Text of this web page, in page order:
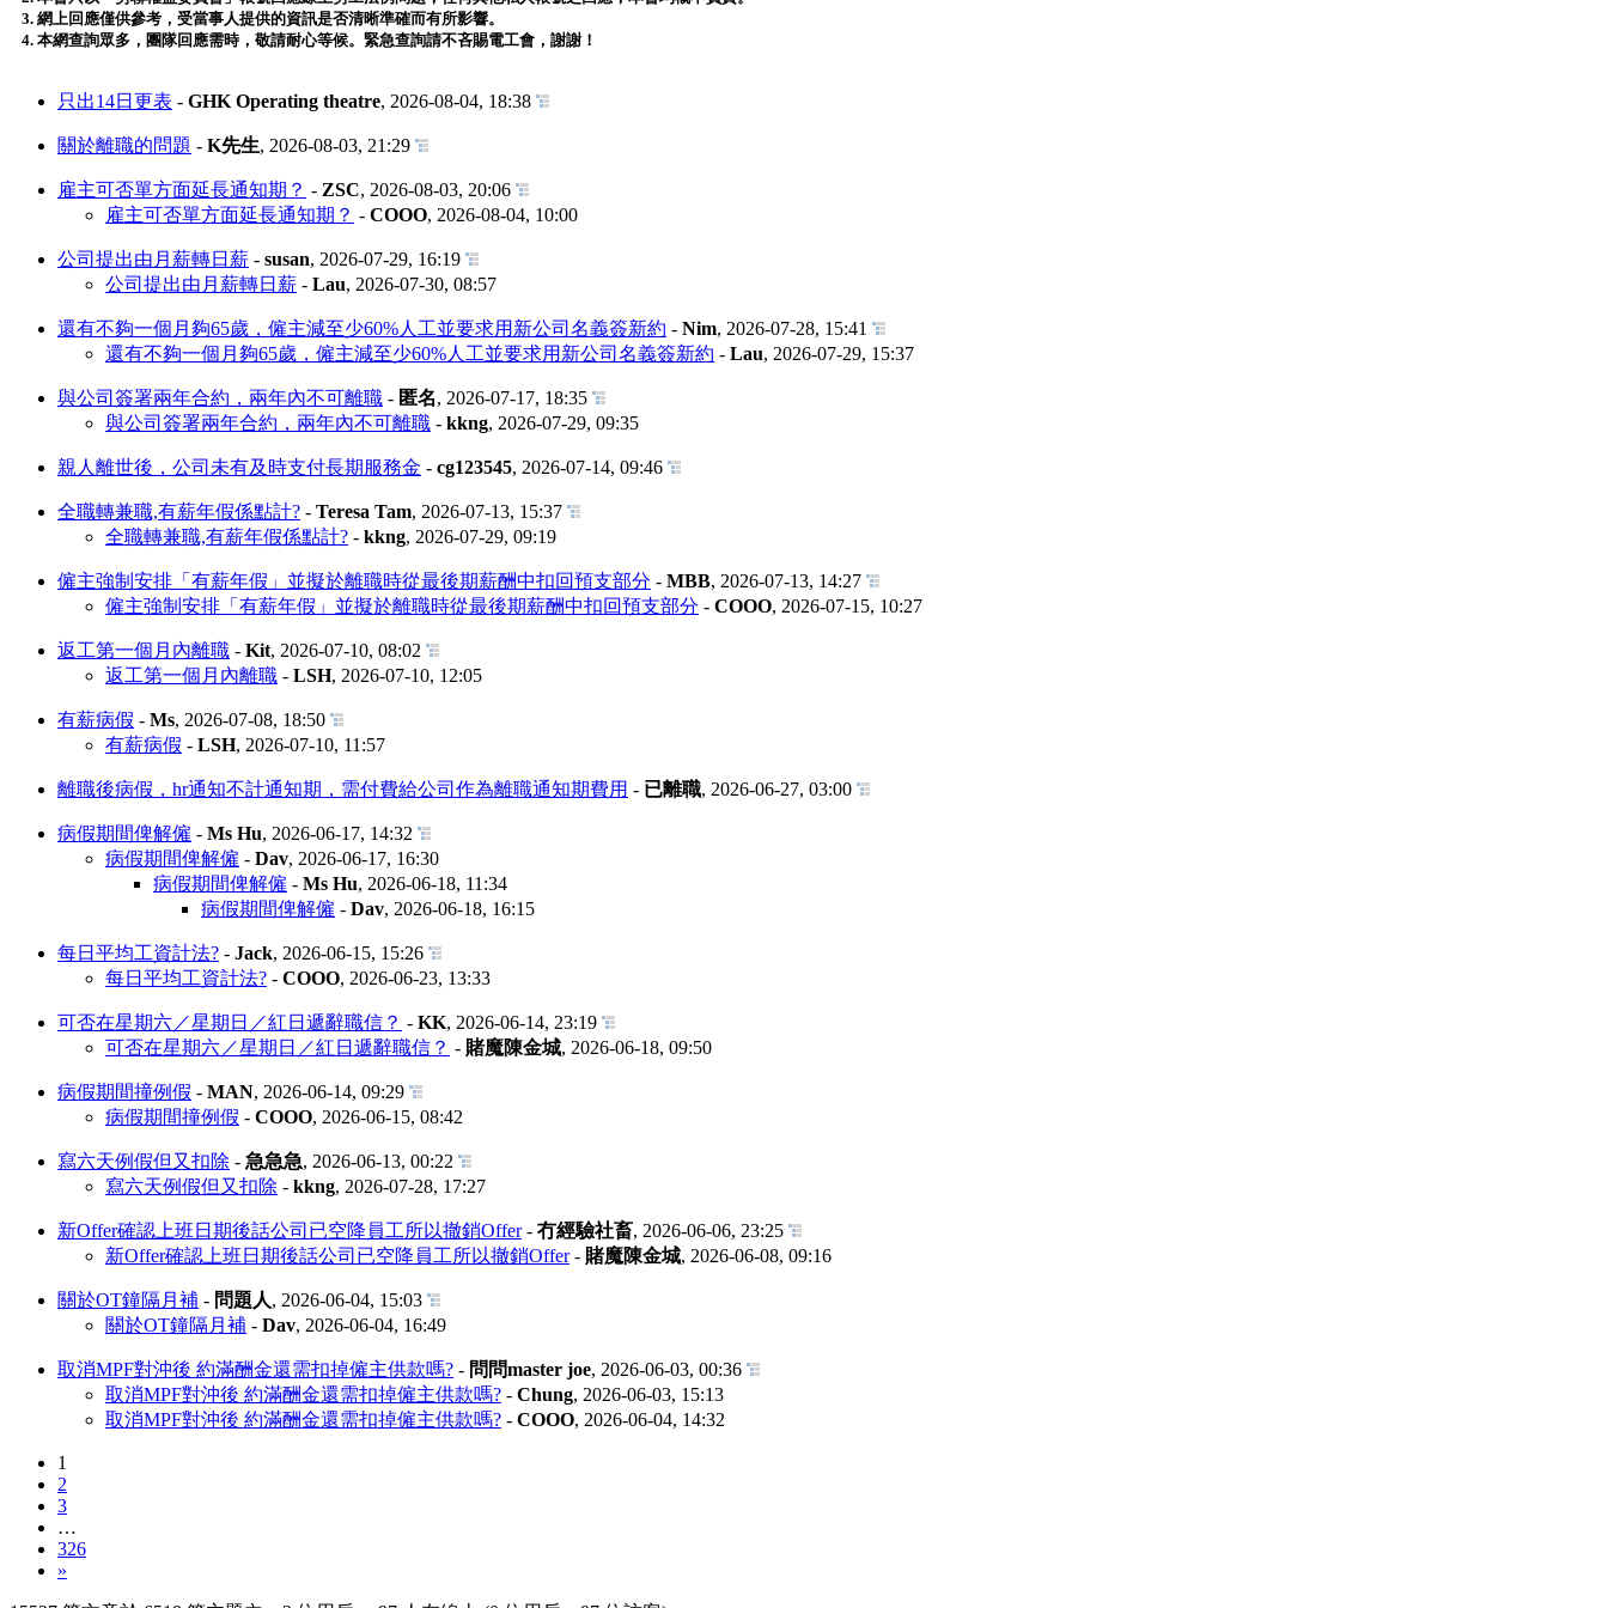
3. 網上回應僅供參考，受當事人提供的資訊是否清晰準確而有所影響。
4. 本網查詢眾多，團隊回應需時，敬請耐心等候。緊急查詢請不吝賜電工會，謝謝！
只出14日更表 - GHK Operating theatre, 2026-08-04, 18:38
關於離職的問題 - K先生, 2026-08-03, 21:29
雇主可否單方面延長通知期？ - ZSC, 2026-08-03, 20:06
雇主可否單方面延長通知期？ - COOO, 2026-08-04, 10:00
公司提出由月薪轉日薪 - susan, 2026-07-29, 16:19
公司提出由月薪轉日薪 - Lau, 2026-07-30, 08:57
還有不夠一個月夠65歲，僱主減至少60%人工並要求用新公司名義簽新約 - Nim, 2026-07-28, 15:41
還有不夠一個月夠65歲，僱主減至少60%人工並要求用新公司名義簽新約 - Lau, 2026-07-29, 15:37
與公司簽署兩年合約，兩年內不可離職 - 匿名, 2026-07-17, 18:35
與公司簽署兩年合約，兩年內不可離職 - kkng, 2026-07-29, 09:35
親人離世後，公司未有及時支付長期服務金 - cg123545, 2026-07-14, 09:46
全職轉兼職,有薪年假係點計? - Teresa Tam, 2026-07-13, 15:37
全職轉兼職,有薪年假係點計? - kkng, 2026-07-29, 09:19
僱主強制安排「有薪年假」並擬於離職時從最後期薪酬中扣回預支部分 - MBB, 2026-07-13, 14:27
僱主強制安排「有薪年假」並擬於離職時從最後期薪酬中扣回預支部分 - COOO, 2026-07-15, 10:27
返工第一個月內離職 - Kit, 2026-07-10, 08:02
返工第一個月內離職 - LSH, 2026-07-10, 12:05
有薪病假 - Ms, 2026-07-08, 18:50
有薪病假 - LSH, 2026-07-10, 11:57
離職後病假，hr通知不計通知期，需付費給公司作為離職通知期費用 - 已離職, 2026-06-27, 03:00
病假期間俾解僱 - Ms Hu, 2026-06-17, 14:32
病假期間俾解僱 - Dav, 2026-06-17, 16:30
病假期間俾解僱 - Ms Hu, 2026-06-18, 11:34
病假期間俾解僱 - Dav, 2026-06-18, 16:15
每日平均工資計法? - Jack, 2026-06-15, 15:26
每日平均工資計法? - COOO, 2026-06-23, 13:33
可否在星期六／星期日／紅日遞辭職信？ - KK, 2026-06-14, 23:19
可否在星期六／星期日／紅日遞辭職信？ - 賭魔陳金城, 2026-06-18, 09:50
病假期間撞例假 - MAN, 2026-06-14, 09:29
病假期間撞例假 - COOO, 2026-06-15, 08:42
寫六天例假但又扣除 - 急急急, 2026-06-13, 00:22
寫六天例假但又扣除 - kkng, 2026-07-28, 17:27
新Offer確認上班日期後話公司已空降員工所以撤銷Offer- 冇經驗社畜, 2026-06-06, 23:25
新Offer確認上班日期後話公司已空降員工所以撤銷Offer- 賭魔陳金城, 2026-06-08, 09:16
關於OT鐘隔月補 - 問題人, 2026-06-04, 15:03
關於OT鐘隔月補 - Dav, 2026-06-04, 16:49
取消MPF對沖後 約滿酬金還需扣掉僱主供款嗎? - 問問master joe, 2026-06-03, 00:36
取消MPF對沖後 約滿酬金還需扣掉僱主供款嗎? - Chung, 2026-06-03, 15:13
取消MPF對沖後 約滿酬金還需扣掉僱主供款嗎? - COOO, 2026-06-04, 14:32
1
2
3
…
326
»